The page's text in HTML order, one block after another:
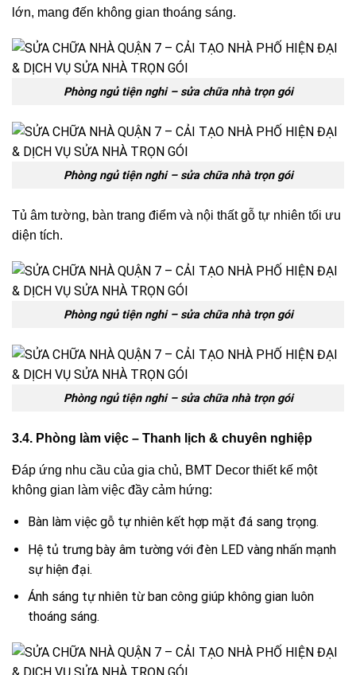
lớn, mang đến không gian thoáng sáng.
Phòng ngủ tiện nghi – sửa chữa nhà trọn gói
Phòng ngủ tiện nghi – sửa chữa nhà trọn gói
Tủ âm tường, bàn trang điểm và nội thất gỗ tự nhiên tối ưu
diện tích.
Phòng ngủ tiện nghi – sửa chữa nhà trọn gói
Phòng ngủ tiện nghi – sửa chữa nhà trọn gói
3.4. Phòng làm việc – Thanh lịch & chuyên nghiệp
Đáp ứng nhu cầu của gia chủ, BMT Decor thiết kế một
không gian làm việc đầy cảm hứng:
Bàn làm việc gỗ tự nhiên kết hợp mặt đá sang trọng.
Hệ tủ trưng bày âm tường với đèn LED vàng nhấn mạnh
sự hiện đại.
Ánh sáng tự nhiên từ ban công giúp không gian luôn
thoáng sáng.